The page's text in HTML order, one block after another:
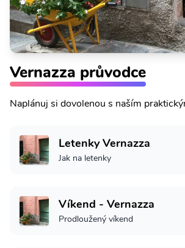
Vernazza průvodce
Naplánuj si dovolenou s naším
Letenky Vernazza
Jak na letenky
Víkend - Vernazza
Prodloužený víkend